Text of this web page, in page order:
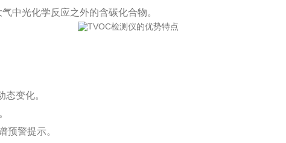
中光化学反应之外的含碳化合物。
变化。
警提示。